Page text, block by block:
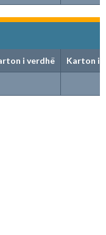
i verdhë Karton i